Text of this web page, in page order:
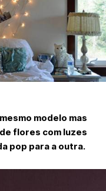
modelo mas
flores com luzes
pop para a outra.